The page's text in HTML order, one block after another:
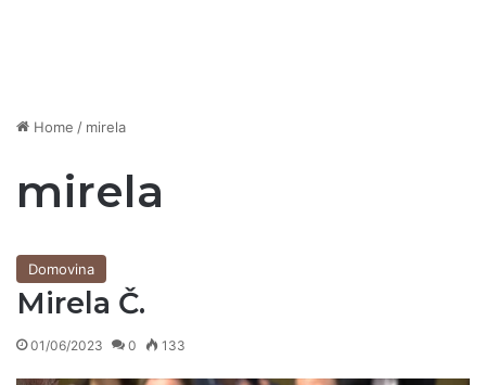
Home / mirela
mirela
Domovina
Mirela Č.
01/06/2023 0 133